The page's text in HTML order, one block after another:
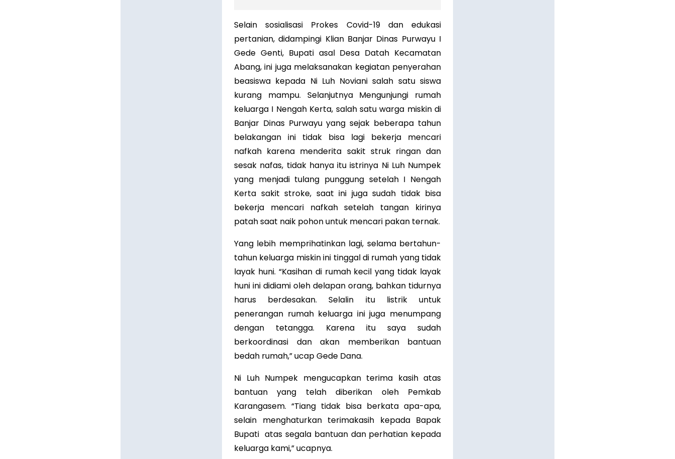
Selain sosialisasi Prokes Covid-19 dan edukasi
pertanian, didampingi Klian Banjar Dinas Purwayu I
Gede Genti, Bupati asal Desa Datah Kecamatan
Abang, ini juga melaksanakan kegiatan penyerahan
beasiswa kepada Ni Luh Noviani salah satu siswa
kurang mampu. Selanjutnya Mengunjungi rumah
keluarga I Nengah Kerta, salah satu warga miskin di
Banjar Dinas Purwayu yang sejak beberapa tahun
belakangan ini tidak bisa lagi bekerja mencari
nafkah karena menderita sakit struk ringan dan
sesak nafas, tidak hanya itu istrinya Ni Luh Numpek
yang menjadi tulang punggung setelah I Nengah
Kerta sakit stroke, saat ini juga sudah tidak bisa
bekerja mencari nafkah setelah tangan kirinya
patah saat naik pohon untuk mencari pakan ternak.
Yang lebih memprihatinkan lagi, selama bertahun-
tahun keluarga miskin ini tinggal di rumah yang tidak
layak huni. “Kasihan di rumah kecil yang tidak layak
huni ini didiami oleh delapan orang, bahkan tidurnya
harus berdesakan. Selalin itu listrik untuk
penerangan rumah keluarga ini juga menumpang
dengan tetangga. Karena itu saya sudah
berkoordinasi dan akan memberikan bantuan
bedah rumah,” ucap Gede Dana.
Ni Luh Numpek mengucapkan terima kasih atas
bantuan yang telah diberikan oleh Pemkab
Karangasem. “Tiang tidak bisa berkata apa-apa,
selain menghaturkan terimakasih kepada Bapak
Bupati atas segala bantuan dan perhatian kepada
keluarga kami,” ucapnya.